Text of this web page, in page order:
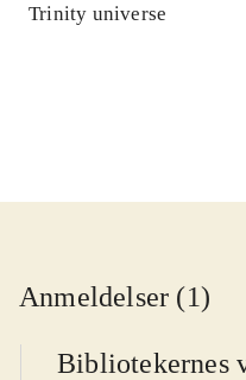
Trinity universe
Anmeldelser (1)
Bibliotekernes